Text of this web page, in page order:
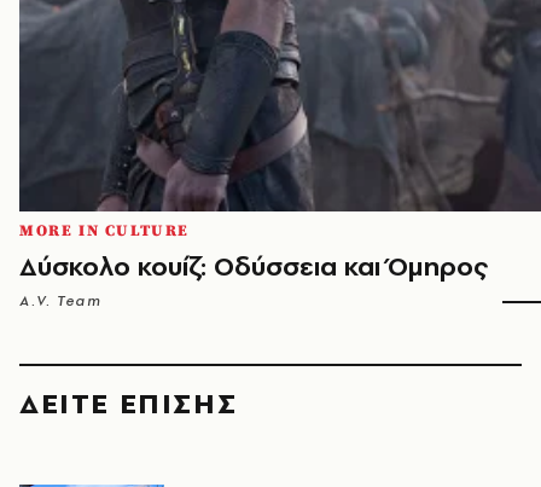
MORE IN CULTURE
Δύσκολο κουίζ: Οδύσσεια και Όμηρος
A.V. Team
ΔΕΙΤΕ ΕΠΙΣΗΣ